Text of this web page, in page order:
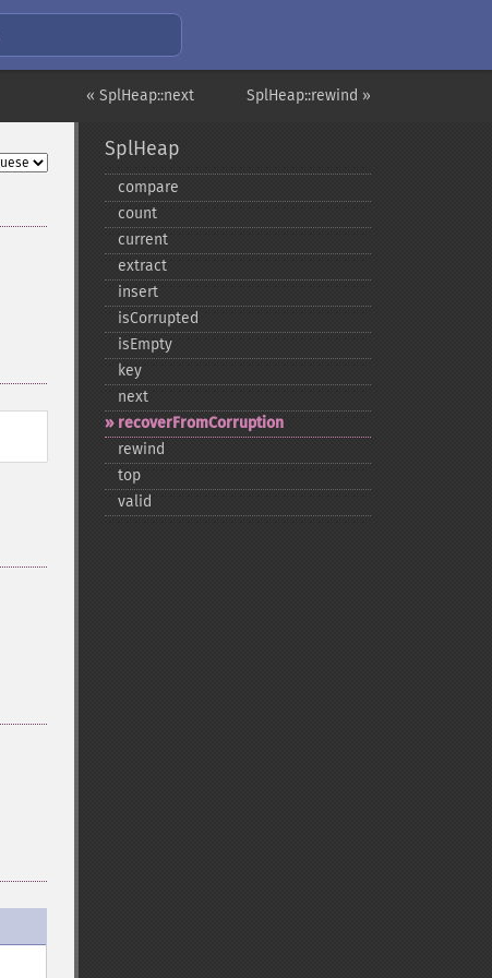
SplHeap::rewind »
« SplHeap::next
SplHeap
compare
count
current
extract
insert
isCorrupted
isEmpty
key
next
recoverFromCorruption
rewind
top
valid